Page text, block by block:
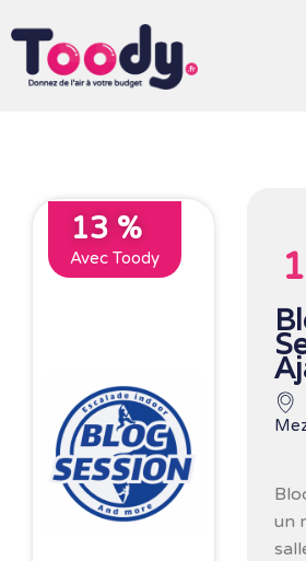
13 %
Avec Toody
un